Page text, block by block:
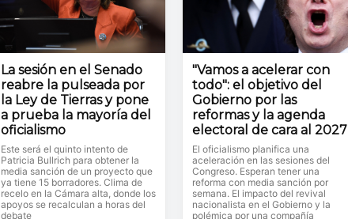
La sesión en el Senado
reabre la pulseada por
la Ley de Tierras y pone
a prueba la mayoría del
oficialismo
Este será el quinto intento de
Patricia Bullrich para obtener la
media sanción de un proyecto que
ya tiene 15 borradores. Clima de
recelo en la Cámara alta, donde los
apoyos se recalculan a horas del
debate
"Vamos a acelerar con
todo": el objetivo del
Gobierno por las
reformas y la agenda
electoral de cara al 2027
El oficialismo planifica una
aceleración en las sesiones del
Congreso. Esperan tener una
reforma con media sanción por
semana. El impacto del revival
nacionalista en el Gobierno y la
polémica por una compañía